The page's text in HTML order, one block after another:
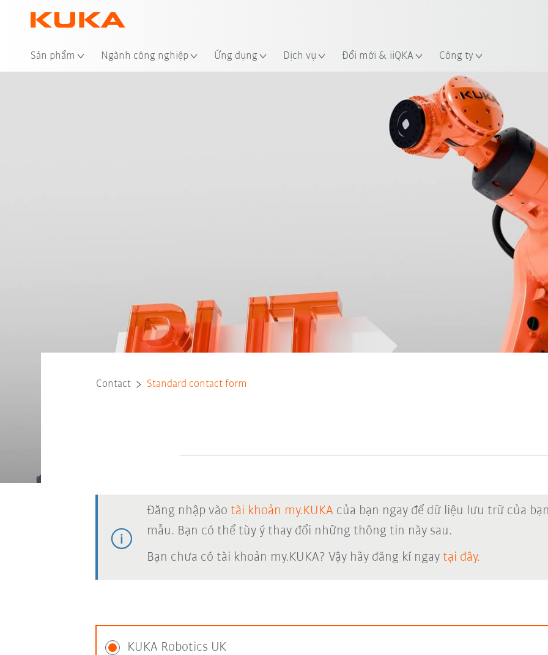
Sản phẩm Ngành công nghiệp Ứng dụng Dịch vụ Đổi mới & iiQKA Công ty
Contact Standard contact form
Đăng nhập vào tài khoản my.KUKA của bạn ngay để dữ liệu lưu trữ của
mẫu. Bạn có thể tùy ý thay đổi những thông tin này sau.
Bạn chưa có tài khoản my.KUKA? Vậy hãy đăng kí ngay tại đây.
KUKA Robotics UK